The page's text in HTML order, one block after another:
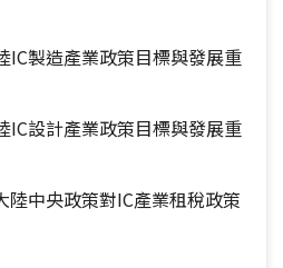
IC製造產業政策目標與發展重
IC設計產業政策目標與發展重
陸中央政策對IC產業租稅政策